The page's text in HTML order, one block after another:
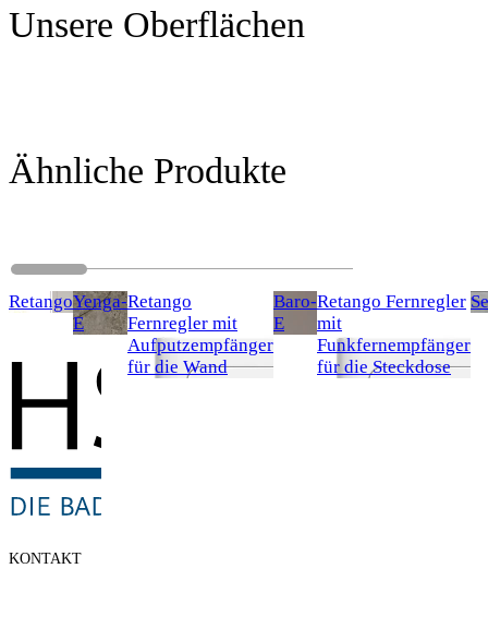
Unsere Oberflächen
Ähnliche Produkte
RetangoYenga-
E
Retango
Fernregler mit
Aufputzempfänger
für die Wand
Baro-
E
Retango Fernregler
mit
Funkfernempfänger
für die Steckdose
KONTAKT